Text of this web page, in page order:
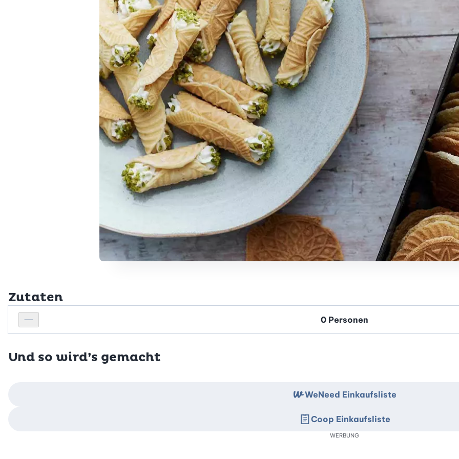
Zutaten
Personenanzahl verringern
Personenanzahl
Und so wird’s gemacht
WeNeed Einkaufsliste
Coop Einkaufsliste
WERBUNG